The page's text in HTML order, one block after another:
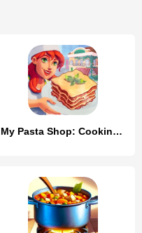
My Pasta Shop: Cooking Game